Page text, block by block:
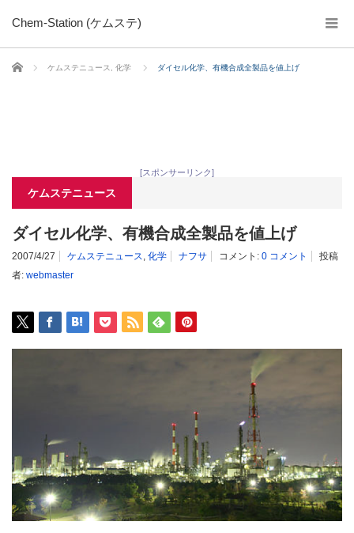
Chem-Station (ケムステ)
ホーム ケムステニュース 化学 ダイセル化学、有機合成全製品を値上げ
[スポンサーリンク]
ケムステニュース
ダイセル化学、有機合成全製品を値上げ
2007/4/27 ケムステニュース, 化学 ナフサ コメント: 0 コメント
投稿
者: webmaster